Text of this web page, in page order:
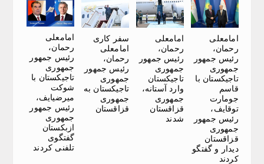
امامعلی
رحمان،
رئیس جمهور
جمهوری
تاجیکستان با
قاسم
جومارت
توقایف،
رئیس جمهور
جمهوری
قزاقستان
دیدار و گفتگو
کردند
امامعلی
رحمان،
رئیس جمهور
جمهوری
تاجیکستان
وارد آستانه،
جمهوری
قزاقستان
شدند
سفر کاری
امامعلی
رحمان،
رئیس جمهور
جمهوری
تاجیکستان به
جمهوری
قزاقستان
امامعلی
رحمان،
رئیس جمهور
جمهوری
تاجیکستان با
شوکت
میرضیایف،
رئیس جمهور
جمهوری
ازبکستان
گفتگوی
تلفنی کردند